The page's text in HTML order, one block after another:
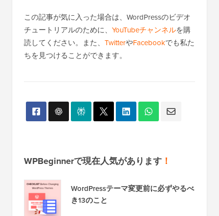
この記事が気に入った場合は、WordPressのビデオ
チュートリアルのために、 YouTubeチャンネルを購
読してください。また、 TwitterやFacebookでも私た
ちを見つけることができます。
WPBeginnerで現在人気があります ！
WordPressテーマ変更前に必ずやるべ
き13のこと